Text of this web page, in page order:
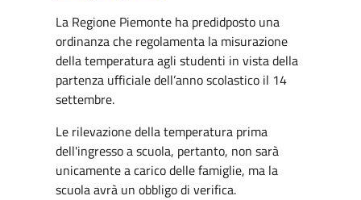
La Regione Piemonte ha predidposto una
ordinanza che regolamenta la misurazione
della temperatura agli studenti in vista della
partenza ufficiale dell’anno scolastico il 14
settembre.
Le rilevazione della temperatura prima
dell'ingresso a scuola, pertanto, non sarà
unicamente a carico delle famiglie, ma la
scuola avrà un obbligo di verifica.